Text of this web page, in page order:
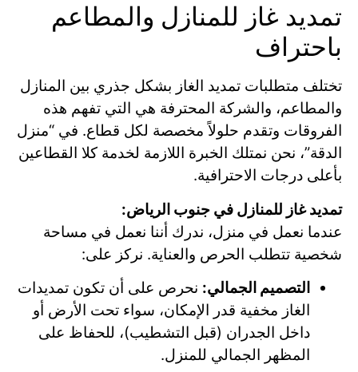
تمديد غاز للمنازل والمطاعم
باحتراف
تختلف متطلبات تمديد الغاز بشكل جذري بين المنازل
والمطاعم، والشركة المحترفة هي التي تفهم هذه
الفروقات وتقدم حلولاً مخصصة لكل قطاع. في “منزل
الدقة”، نحن نمتلك الخبرة اللازمة لخدمة كلا القطاعين
بأعلى درجات الاحترافية.
تمديد غاز للمنازل في جنوب الرياض:
عندما نعمل في منزل، ندرك أننا نعمل في مساحة
شخصية تتطلب الحرص والعناية. نركز على:
التصميم الجمالي: نحرص على أن تكون تمديدات
الغاز مخفية قدر الإمكان، سواء تحت الأرض أو
داخل الجدران (قبل التشطيب)، للحفاظ على
المظهر الجمالي للمنزل.